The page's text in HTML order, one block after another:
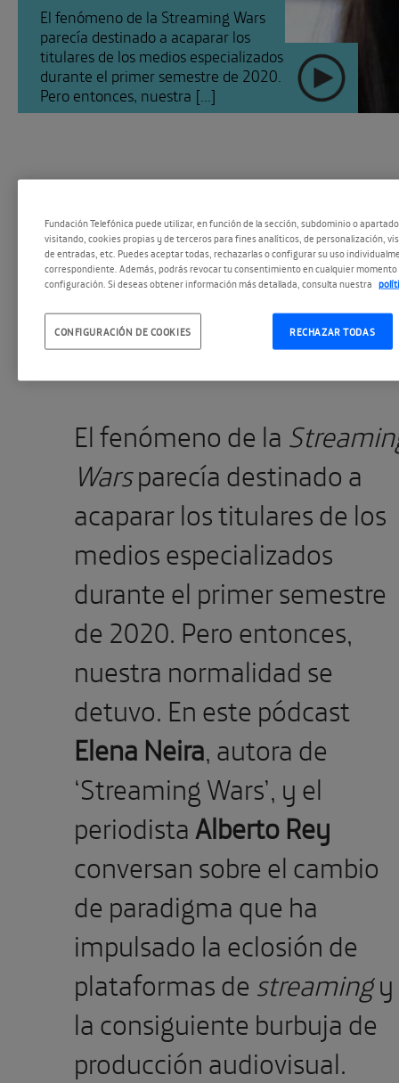
El fenómeno de la Streaming Wars
parecía destinado a acaparar los
titulares de los medios especializados
durante el primer semestre de 2020.
Pero entonces, nuestra [...]
SEGUIR
El fenómeno de la
Warsparecía destinado a
acaparar los titulares de los
medios especializados
durante el primer semestre
de 2020. Pero entonces,
nuestra normalidad se
detuvo. En este pódcast
Elena Neira, autora de
‘Streaming Wars’, y el
periodistaAlberto Rey
conversan sobre el cambio
de paradigma que ha
impulsado la eclosión de
plataformas de streamingy
la consiguiente burbuja de
producción audiovisual.
Fundación Telefónica puede utilizar, en función de la sección, subdominio o
visitando, cookies propias y de terceros para fines analíticos, de personalización,
de entradas, etc. Puedes aceptar todas, rechazarlas o configurar su uso
correspondiente. Además, podrás revocar tu consentimiento en cualquier momento
configuración. Si deseas obtener información más detallada, consulta nuestra
RECHAZAR TODAS
CONFIGURACIÓN DE COOKIES